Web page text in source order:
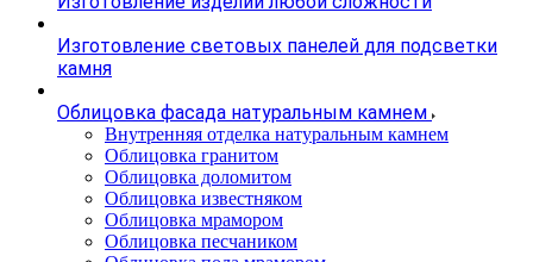
Изготовление световых панелей для подсветки
камня
Облицовка фасада натуральным камнем
Внутренняя отделка натуральным камнем
Облицовка гранитом
Облицовка доломитом
Облицовка известняком
Облицовка мрамором
Облицовка песчаником